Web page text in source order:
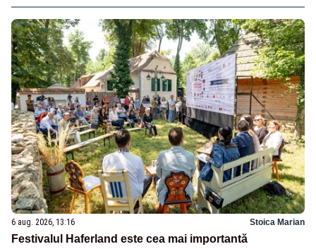
6 aug. 2026, 13:16 Stoica Marian
Festivalul Haferland este cea mai importantă